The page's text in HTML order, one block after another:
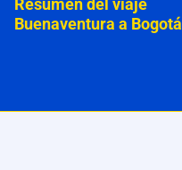
Buenaventura a Bogotá